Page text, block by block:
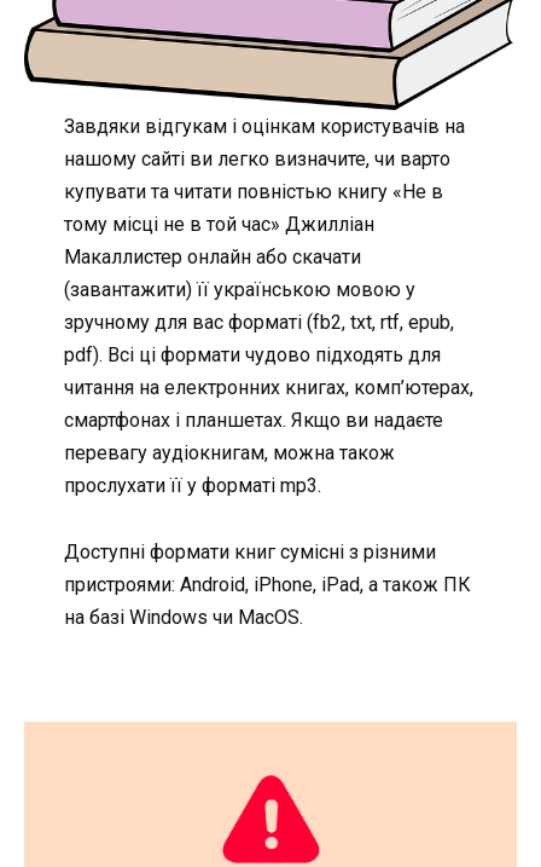
Завдяки відгукам і оцінкам користувачів на
нашому сайті ви легко визначите, чи варто
купувати та читати повністью книгу «Не в
тому місці не в той час» Джилліан
Макаллистер онлайн або скачати
(завантажити) її українською мовою у
зручному для вас форматі (fb2, txt, rtf, epub,
pdf). Всі ці формати чудово підходять для
читання на електронних книгах, комп’ютерах,
смартфонах і планшетах. Якщо ви надаєте
перевагу аудіокнигам, можна також
прослухати її у форматі mp3.
Доступні формати книг сумісні з різними
пристроями: Android, iPhone, iPad, а також ПК
на базі Windows чи MacOS.